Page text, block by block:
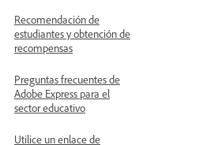
Recomendación de
estudiantes y obtención de
recompensas
Preguntas frecuentes de
Adobe Express para el
sector educativo
Utilice un enlace de